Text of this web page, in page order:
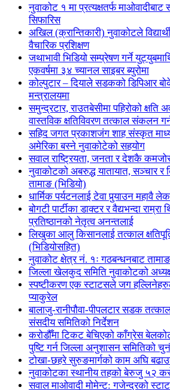
नुवाकोट १ मा प्रत्यक्षतर्फ
सिफारिस
अखिल (क्रान्तिकारी) नुवाकोटले
वैचारिक प्रशिक्षण
जथाभावी भिडियो सम्प्रेषण गर्ने
एकवर्षमा ३४ च्यानल साइबर ब्युरोमा
कोल्पुटार – दियाले सडकको डिपिआर
मन्त्रालयमा
समुन्द्रटार, राउतबेसीमा पहिरोको क्षति
वास्तविक क्षतिविवरण तत्काल संकलन
सहिद जगत प्रकाशजंग शाह संस्कृत
अमेरिका बस्ने नुवाकोटेको सहयोग
सवाल राष्ट्रियता, जनता र देशकै
नुवाकोटको अबरुद्ध यातायात, सञ्चार र
तामाङ (भिडियो)
धार्मिक पर्यटनलाई टेवा पुर्‍याउन महावै
बोगटी पार्टीका डाक्टर र वैद्यभन्दा
प्रतिष्ठानको नेतृत्व अनन्तलाई
लिखुका आलु किसानलाई तत्काल
(भिडियोसहित)
नुवाकोट क्षेत्र नं. १ः गठबन्धनबाट
जिल्ला खेलकुद समिति नुवाकोटको
स्पष्टीकरण एक स्टाटसले जग
प्याकुरेल
बालाजु-रानीपौवा-पीपलटार सडक
संसदीय समितिको निर्देशन
करोडौँमा टिकट बेचिएको काँग्रेस
पुष्टि गर्न जिल्ला अनुशासन समितिको
टोखा-छहरे सुरुङमार्गको काम अघि
नुवाकोटका स्थानीय तहको बेरुजु ५२
सवाल माओवादी मोमेन्ट: गजेन्द्रको